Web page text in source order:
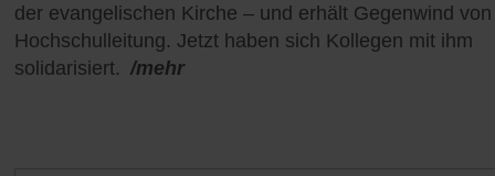
der evangelischen Kirche – und erhält Gegenwind
Hochschulleitung. Jetzt haben sich Kollegen mit ihm
solidarisiert. /mehr